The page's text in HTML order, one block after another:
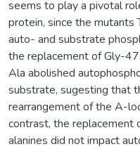
seems to play a pivotal
protein, since the
auto- and substrate
the replacement of Gly-
Ala abolished
substrate, sugesting that
rearrangement of the A-
contrast, the
alanines did not impact